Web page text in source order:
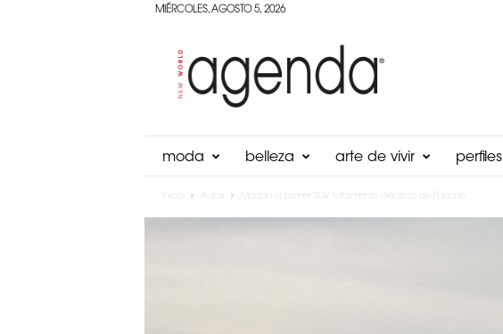
MIÉRCOLES, AGOSTO 5, 2026
Panama
moda belleza arte de vivir perfiles
Autos Macan el primer SUV totalmente eléctrico de Porsche